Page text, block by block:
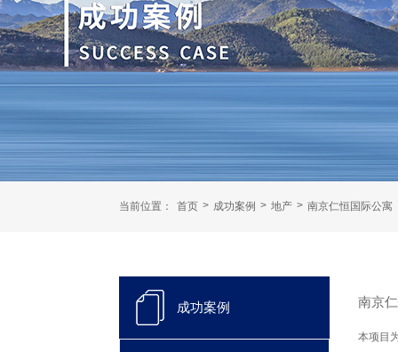
当前位置： 首页 > 成功案例 > 地产 > 南京仁恒国际公寓
成功案例 南京
本项目